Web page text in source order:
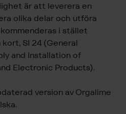
är att leverera en
olika delar och utföra
i stället
kort, SI 24 (General
and Installation of
Electronic Products).
version av Orgalime